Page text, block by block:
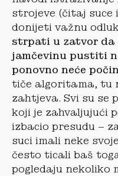
strojeve (čitaj suce
donijeti važnu
strpati u zatvor da
jamčevinu pustiti
ponovno neće
tiče algoritama, tu
zahtjeva. Svi su se
koji je zahvaljujući
izbacio presudu –
suci imali neke
često ticali baš
pogledaju nekoliko